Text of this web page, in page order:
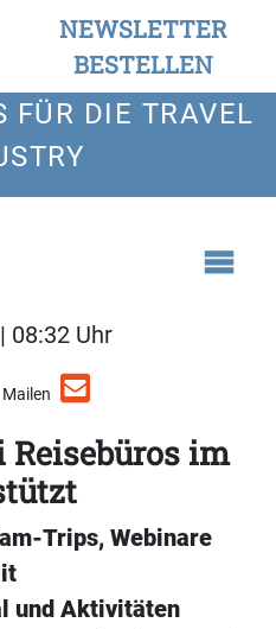
NEWSLETTER
BESTELLEN
FÜR DIE TRAVEL
08:32 Uhr
Mailen
Reisebüros im
Trips, Webinare
und Aktivitäten